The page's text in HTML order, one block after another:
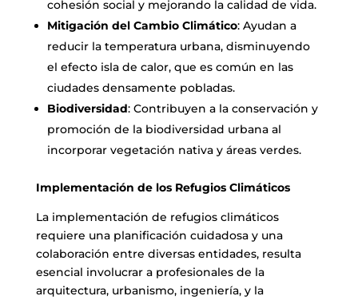
cohesión social y mejorando la calidad de vida.
Mitigación del Cambio Climático: Ayudan a
reducir la temperatura urbana, disminuyendo
el efecto isla de calor, que es común en las
ciudades densamente pobladas.
Biodiversidad: Contribuyen a la conservación y
promoción de la biodiversidad urbana al
incorporar vegetación nativa y áreas verdes.
Implementación de los Refugios Climáticos
La implementación de refugios climáticos
requiere una planificación cuidadosa y una
colaboración entre diversas entidades, resulta
esencial involucrar a profesionales de la
arquitectura, urbanismo, ingeniería, y la